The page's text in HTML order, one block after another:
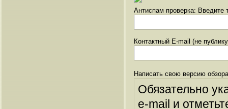
Антиспам проверка: Введите
Контактный E-mail (не
Написать свою версию
Обязательно
e-mail и